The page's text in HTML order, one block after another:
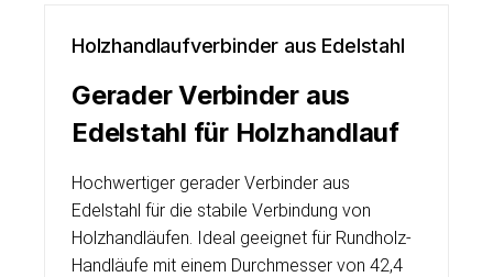
Holzhandlaufverbinder aus Edelstahl
Gerader Verbinder aus
Edelstahl für Holzhandlauf
Hochwertiger gerader Verbinder aus
Edelstahl für die stabile Verbindung von
Holzhandläufen. Ideal geeignet für Rundholz-
Handläufe mit einem Durchmesser von 42,4